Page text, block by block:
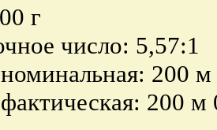
г
число: 5,57:1
200
200